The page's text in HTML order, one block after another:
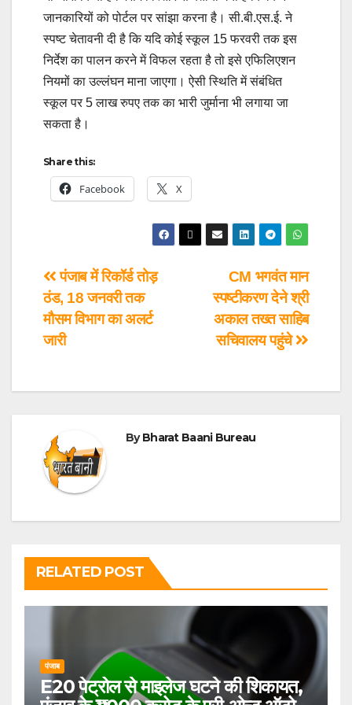
जानकारियों को पोर्टल पर सांझा करना है। सी.बी.एस.ई. ने
स्पष्ट चेतावनी दी है कि यदि कोई स्कूल 15 फरवरी तक इस
निर्देश का पालन करने में विफल रहता है तो इसे एफिलिएशन
नियमों का उल्लंघन माना जाएगा। ऐसी स्थिति में संबंधित
स्कूल पर 5 लाख रुपए तक का भारी जुर्माना भी लगाया जा
सकता है।
Share this:
Facebook X
CM भगवंत मान
स्पष्टीकरण देने श्री
अकाल तख्त साहिब
सचिवालय पहुंचे
पंजाब में रिकॉर्ड तोड़
ठंड, 18 जनवरी तक
मौसम विभाग का अलर्ट
जारी
ByBharat Baani Bureau
RELATED POST
पंजाब
E20 पेट्रोल से माइलेज घटने की शिकायत,